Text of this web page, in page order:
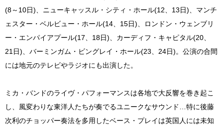
(8～10日)、ニューキャッスル・シティ・ホール(12、13日)、マンチ
ェスター・ベルビュー・ホール(14、15日)、ロンドン・ウェンブリ
ー・エンパイアプール(17、18日)、カーディフ・キャピタル(20、
21日)、バーミンガム・ビングレイ・ホール(23、24日)。公演の合間
には地元のテレビやラジオにも出演した。
ミカ・バンドのライヴ・パフォーマンスは各地で大反響を巻き起こ
し、風変わりな東洋人たちが奏でるユニークなサウンド…特に後藤
次利のチョッパー奏法を多用したベース・プレイは英国人には未知